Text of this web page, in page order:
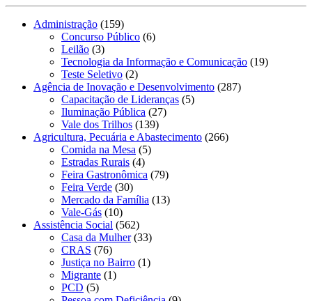
Administração (159)
Concurso Público (6)
Leilão (3)
Tecnologia da Informação e Comunicação (19)
Teste Seletivo (2)
Agência de Inovação e Desenvolvimento (287)
Capacitação de Lideranças (5)
Iluminação Pública (27)
Vale dos Trilhos (139)
Agricultura, Pecuária e Abastecimento (266)
Comida na Mesa (5)
Estradas Rurais (4)
Feira Gastronômica (79)
Feira Verde (30)
Mercado da Família (13)
Vale-Gás (10)
Assistência Social (562)
Casa da Mulher(33)
CRAS (76)
Justiça no Bairro (1)
Migrante (1)
PCD (5)